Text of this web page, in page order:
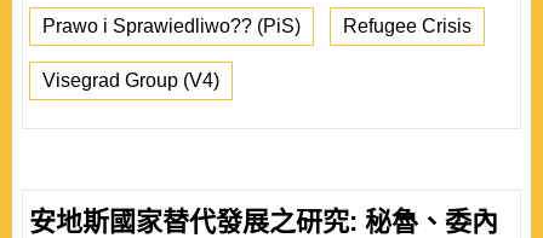
Prawo i Sprawiedliwo?? (PiS) Refugee Crisis
Visegrad Group (V4)
安地斯國家替代發展之研究: 秘魯、委內